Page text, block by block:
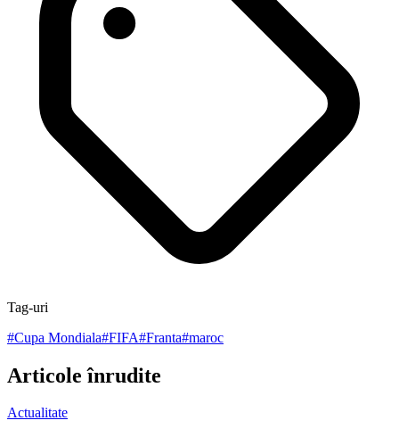
Tag-uri
#Cupa Mondiala#FIFA#Franta#maroc
Articole înrudite
Actualitate